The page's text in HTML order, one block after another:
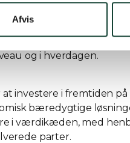
Afvis
virksomhed, der
tilgang og en klar
er
og i hverdagen.
investere i fremtiden på
bæredygtige
i værdikæden, med
parter.